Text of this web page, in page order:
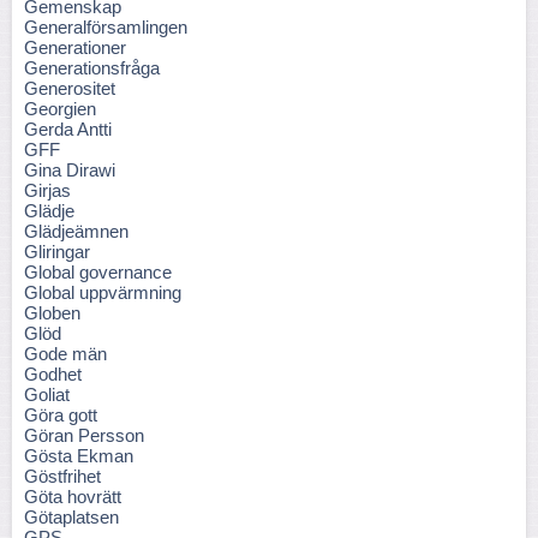
Gemenskap
Generalförsamlingen
Generationer
Generationsfråga
Generositet
Georgien
Gerda Antti
GFF
Gina Dirawi
Girjas
Glädje
Glädjeämnen
Gliringar
Global governance
Global uppvärmning
Globen
Glöd
Gode män
Godhet
Goliat
Göra gott
Göran Persson
Gösta Ekman
Göstfrihet
Göta hovrätt
Götaplatsen